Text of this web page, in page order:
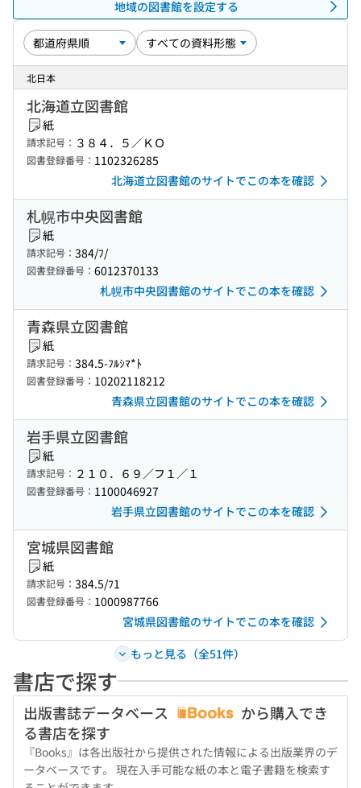
地域の図書館を設定する
北日本
北海道立図書館
紙
請求記号： ３８４．５／ＫＯ
図書登録番号： 1102326285
北海道立図書館のサイトでこの本を確認
札幌市中央図書館
紙
請求記号： 384/ﾌ/
図書登録番号： 6012370133
札幌市中央図書館のサイトでこの本を確認
青森県立図書館
紙
請求記号： 384.5-ﾌﾙｼﾏ*ﾄ
図書登録番号： 10202118212
青森県立図書館のサイトでこの本を確認
岩手県立図書館
紙
請求記号： ２１０．６９／フ１／１
図書登録番号： 1100046927
岩手県立図書館のサイトでこの本を確認
宮城県図書館
紙
請求記号： 384.5/ﾌ1
図書登録番号： 1000987766
宮城県図書館のサイトでこの本を確認
もっと見る（全51件）
書店で探す
出版書誌データベース
から購入でき
る書店を探す
『Books』は各出版社から提供された情報による出版業界のデ
ータベースです。 現在入手可能な紙の本と電子書籍を検索す